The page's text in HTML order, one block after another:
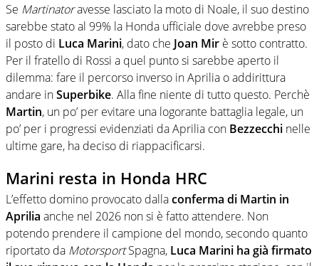
Se Martinatoravesse lasciato la moto di Noale, il suo destino
sarebbe stato al 99% la Honda ufficiale dove avrebbe preso
il posto di Luca Marini, dato che Joan Mir è sotto contratto.
Per il fratello di Rossi a quel punto si sarebbe aperto il
dilemma: fare il percorso inverso in Aprilia o addirittura
andare inSuperbike. Alla fine niente di tutto questo. Perchè
Martin, un po’ per evitare una logorante battaglia legale, un
po’ per i progressi evidenziati da Aprilia con Bezzecchi nelle
ultime gare, ha deciso di riappacificarsi.
Marini resta in Honda HRC
L’effetto domino provocato dallaconferma di Martin in
Aprilia anche nel 2026 non si è fatto attendere. Non
potendo prendere il campione del mondo, secondo quanto
riportato da MotorsportSpagna, Luca Marini ha già firmato